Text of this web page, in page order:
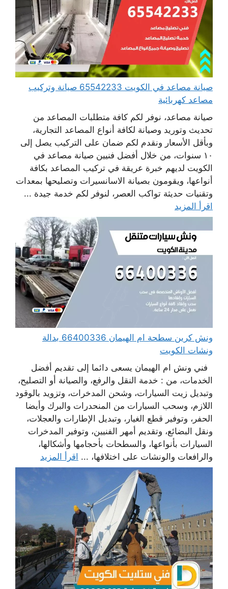
صيانة مصاعد في الكويت 65542233 صيانة وتركيب
مصاعد كهربائية
صيانة مصاعد، نوفر لكم كافة متطلبات المصاعد من
تحديث وتوريد وصيانة لكافة أنواع المصاعد التجارية،
وبأقل الأسعار ونقدم لكم ضمان على التركيب يصل إلى
١٠ سنوات، من خلال أفضل فنيين صيانة مصاعد في
الكويت لديهم خبرة عريقة في تركيب المصاعد بكافة
أنواعها، ويقومون بصيانة الاسانسيرات وتصليحها بمعدات
وتقنيات حديثة تواكب العصر، لنوفر لكم خدمة جيدة ...
اقرأ المزيد
ونش كرين سطحة ام الهيمان 66400336 بدالة
ونشات الكويت
فني ونش ام الهيمان يسعى دائما إلى تقديم أفضل
الخدمات، من : خدمة النقل والرفع، والصيانة أو التصليح،
وتبديل زيت السيارات، وشحن المدخرات، وتزويد بالوقود
اللازم، وسحب السيارات من المنحدرات والبرك وأيضا
الحفر، وتوفير قطع الغيار، وتبديل الإطارات والعجلات،
ونقل البضائع، وتقديم أمهر الفنيين، وتوفير المدخرات
السيارات بأنواعها، والسطحات بأحجامها وأشكالها،
والرافعات والونشات على اختلافها، ... اقرأ المزيد